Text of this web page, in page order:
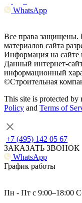
WhatsApp
Все права защищены.
материалов сайта
Информация на сайте
Данный интернет-
информационный
©Строительная
This site is protected
Policy and Terms of
+7 (495) 142 05 67
ЗАКАЗАТЬ ЗВОНОК
WhatsApp
График работы
Пн - Пт с 9:00–18:00